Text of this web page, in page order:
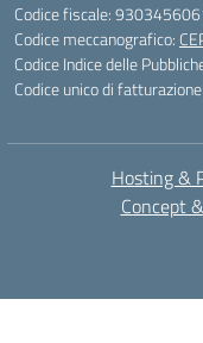
Codice fiscale:
Codice meccanografico:
Codice Indice delle
Codice unico di
Hosting &
Concept